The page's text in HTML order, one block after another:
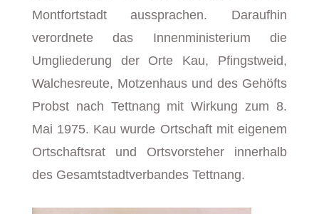
Montfortstadt aussprachen. Daraufhin
verordnete das Innenministerium die
Umgliederung der Orte Kau, Pfingstweid,
Walchesreute, Motzenhaus und des Gehöfts
Probst nach Tettnang mit Wirkung zum 8.
Mai 1975. Kau wurde Ortschaft mit eigenem
Ortschaftsrat und Ortsvorsteher innerhalb
des Gesamtstadtverbandes Tettnang.